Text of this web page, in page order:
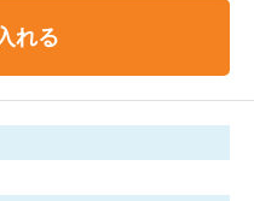
れる